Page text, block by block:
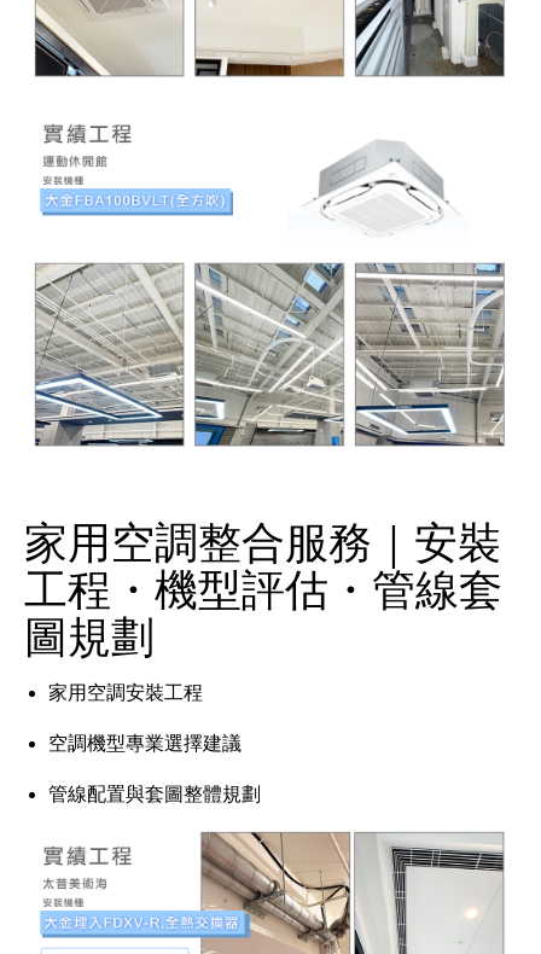
家用空調整合服務｜安裝
工程・機型評估・管線套
圖規劃
家用空調安裝工程
空調機型專業選擇建議
管線配置與套圖整體規劃